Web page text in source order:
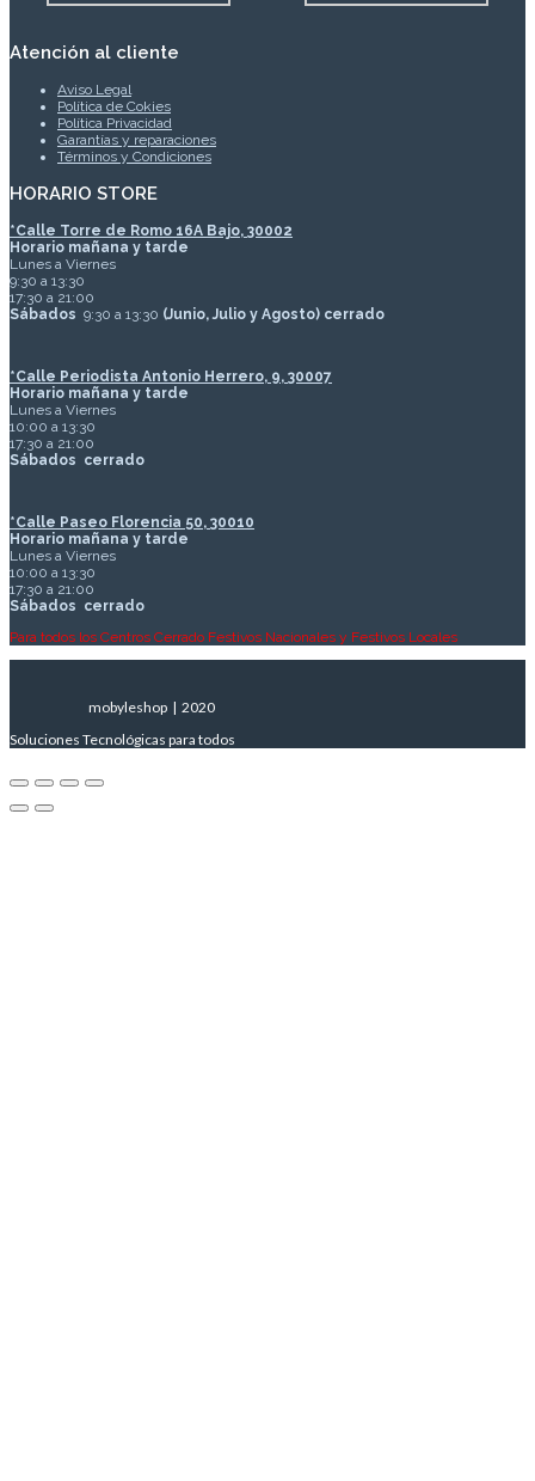
Atención al cliente
Aviso Legal
Política de Cokies
Política Privacidad
Garantías y reparaciones
Términos y Condiciones
HORARIO STORE
*Calle Torre de Romo 16A Bajo, 30002
Horario mañana y tarde
Lunes a Viernes
9:30 a 13:30
17:30 a 21:00
Sábados 9:30 a 13:30 (Junio, Julio y Agosto) cerrado
*Calle Periodista Antonio Herrero, 9, 30007
Horario mañana y tarde
Lunes a Viernes
10:00 a 13:30
17:30 a 21:00
Sábados cerrado
*Calle Paseo Florencia 50, 30010
Horario mañana y tarde
Lunes a Viernes
10:00 a 13:30
17:30 a 21:00
Sábados cerrado
Para todos los Centros Cerrado Festivos Nacionales y Festivos Locales
mobyleshop | 2020
Soluciones Tecnológicas para todos